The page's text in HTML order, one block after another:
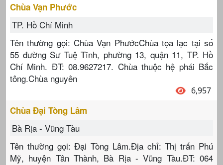
Chùa Vạn Phước
TP. Hồ Chí Minh
Tên thường gọi: Chùa Vạn PhướcChùa tọa lạc tại số
55 đường Sư Tuệ Tĩnh, phường 13, quận 11, TP. Hồ
Chí Minh. ĐT: 08.9627217. Chùa thuộc hệ phái Bắc
tông.Chùa nguyên
6,957
Chùa Đại Tòng Lâm
Bà Rịa - Vũng Tàu
Tên thường gọi: Đại Tòng Lâm.Địa chỉ: Thị trấn Phú
Mỹ, huyện Tân Thành, Bà Rịa - Vũng Tàu.ĐT: 064